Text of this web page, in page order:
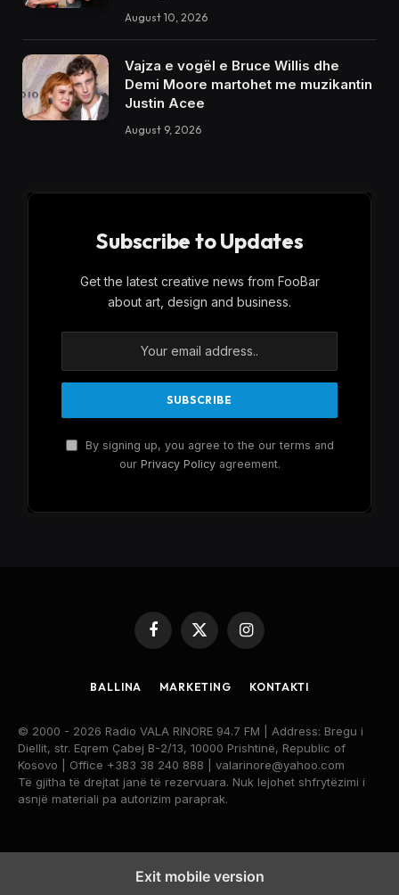
August 10, 2026
Vajza e vogël e Bruce Willis dhe
Demi Moore martohet me muzikantin
Justin Acee
August 9, 2026
Subscribe to Updates
Get the latest creative news from FooBar
about art, design and business.
By signing up, you agree to the our terms and
our Privacy Policyagreement.
Facebook
X
(Twitter)
Instagram
BALLINA MARKETING KONTAKTI
© 2000 - 2026 Radio VALA RINORE 94.7 FM | Address: Bregu i
Diellit, str. Eqrem Çabej B-2/13, 10000 Prishtinë, Republic of
Kosovo | Office +383 38 240 888 | valarinore@yahoo.com
Të gjitha të drejtat janë të rezervuara. Nuk lejohet shfrytëzimi i
asnjë materiali pa autorizim paraprak.
Exit mobile version